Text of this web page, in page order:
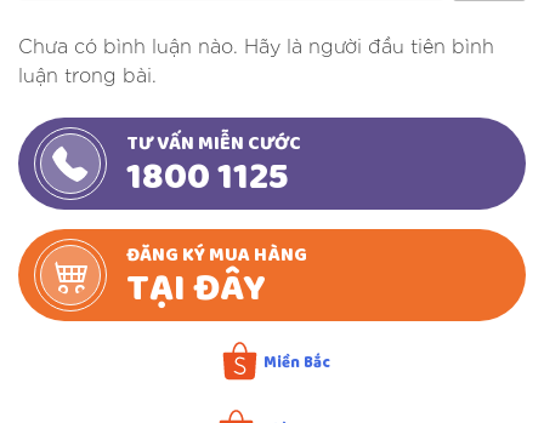
Chưa có bình luận nào. Hãy là người đầu tiên bình
luận trong bài.
TƯ VẤN MIỄN CƯỚC
1800 1125
ĐĂNG KÝ MUA HÀNG
TẠI ĐÂY
Miền Bắc